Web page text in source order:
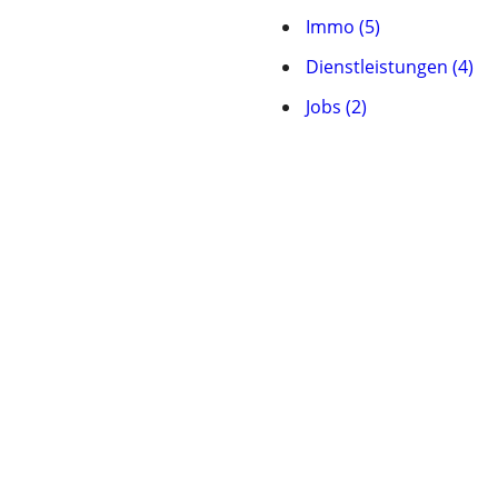
Immo (5)
Dienstleistungen (4)
Jobs (2)